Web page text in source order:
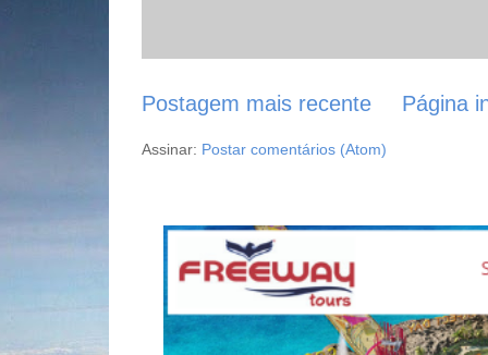
Postagem mais recente Página
Assinar: Postar comentários (Atom)